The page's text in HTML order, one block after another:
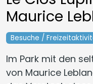
Maurice
Besuche /
Im Park mit den
von Maurice